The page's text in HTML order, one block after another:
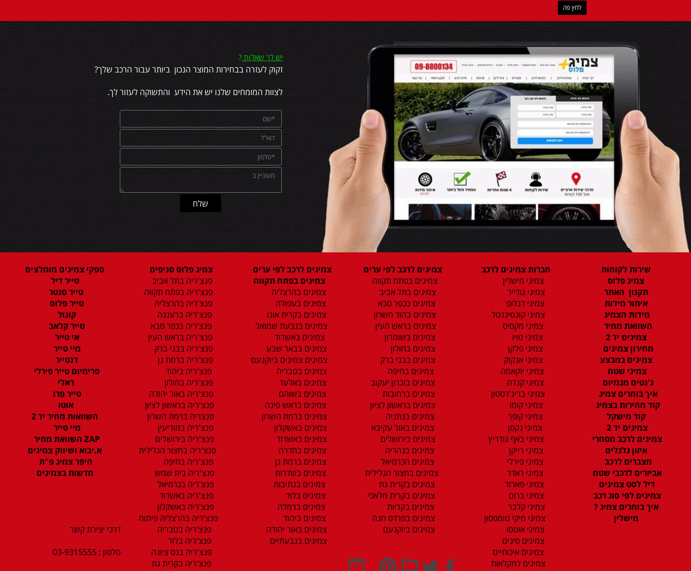
לחץ פה
יש לך שאלות ?
זקוק לעזרה בבחירות המוצר הנכון ביותר עבור הרכב שלך?
לצוות המומחים שלנו יש את הידע והתשוקה לעזור לך.
שירות לקוחות
צמיג פלוס
תקנון האתר
איתור מידות
מידות הצמיג
השוואת מחיר
צמיגים יד 2
מחירון צמיגים
צמיגים במבצע
צמיגי שטח
ג'נטים מגנזיום
איך בוחרים צמיג
קוד מהירות בצמיג
קוד מישקל
צמיגים יד 2
צמיגים לרכב מסחרי
איזון גלגלים
מצברים לרכב
אביזרים לרכבי שטח
דיל לסט צמיגים
צמיגים לפי סוג רכב
איך בוחרים צמיג ?
מישלין
חברות צמיגים לרכב
צמיגי מישלין
צמיגי גודייר
צמיגי דנלופ
צמיגי קונטיננטל
צמיגי מקסיס
צמיגי טויו
צמיגי פלקן
צמיגי אנקוק
צמיגי יוקאמה
צמיגי קנדה
צמיגי בריג'דסטון
צמיגי קומו
צמיגי קופר
צמיגי נקסן
צמיגי באף גודריץ
צמיגי רייקן
צמיגי פירלי
צמיגי ראדר
צמיגי פארוד
צמיגי ברום
צמיגי קלבר
צמיגי מיקי טומפסון
צמיגי אוטסו
צמיגים סינים
צמיגים איכותיים
צמיגים לחקלאות
צמיגים לרכב לפי ערים
צמיגים בפתח תקווה
צמיגים בתל אביב
צמיגים בכפר סבא
צמיגים בהוד השרון
צמיגים בראש העין
צמיגים בשומרון
צמיגים בחולון
צמיגים בבני ברק
צמיגים בחיפה
צמיגים בזכרון יעקוב
צמיגים ברחובות
צמיגים בראשון לציון
צמיגים בנתניה
צמיגים באור עקיבא
צמיגים בירושלים
צמיגים בנהריה
צמיגים הכרמיאל
צמיגים בחצור הגלילית
צמיגים בקרית גת
צמיגים בקרית מלאכי
צמיגים בקריות
צמיגים בפרדס חנה
צמיגים ביוקנעם
צמיגים לרכב לפי ערים
צמיגים בפתח תקווה
צמיגים בהרצליה
צמיגים בעפולה
צמיגים בקרית אונו
צמיגים בגבעת שמואל
צמיגים באשדוד
צמיגים בבאר שבע
צמיגים צמיגים ביוקנעם
צמיגים בטבריה
צמיגים באלעד
צמיגים בשוהם
צמיגים בראש פינה
צמיגים ברמת השרון
צמיגים באשקלון
צמיגים באשדוד
צמיגים בחדרה
צמיגים ברמת גן
צמיגים בשדרות
צמיגים בנתיבות
צמיגים בלוד
צמיגים ברמלה
צמיגים ביהוד
צמיגים באור יהודה
צמיגים בגבעתיים
צמיג פלוס סניפים
פנצ'ריה בתל אביב
פנצ'ריה בפתח תקווה
פנצ'ריה בהרצליה
פנצ'ריה ברעננה
פנצ'ריה בכפר סבא
פנצ'ריה בראש העין
פנצ'ריה בבני ברק
פנצ'ריה ברמת גן
פנצ'ריה ביהוד
פנצ'ריה בחולון
פנצ'ריה באור יהודה
פנצ'ריה בראשון לציון
פנצריה ברמת השרון
פנצ'ריה במודיעין
פנצ'ריה בירושלים
פנצ'ריה בחצור הגלילית
פנצ'ריה בחיפה
פנצ'ריה בית שמש
פנצ'ריה בכרמיאל
פנצ'ריה באשדוד
פנצ'ריה באשקלון
פנצ'ריה בהרצליה פיתוח
פנצ'ריה בטבריה
פנצ'ריה בלוד
פנצ'ריה בנס ציונה
פנצ'ריה בקרית גת
ספקי צמיגים מומלצים
טייר דיל
טייר סנטר
טייר פלוס
קוגול
טייר קלאב
אי טייר
מיי טייר
דנטייר
פרימיום טייר פירלי
ראלי
טייר פרו
אוטו
השוואות מחיר יד 2
מיי טייר
ZAP השוואת מחיר
א.יבוא ושיווק צמיגים
היפר צמיג פ"ת
חדשות בצמיגים
דרכי יצירת קשר
טלפון : 03-9315555